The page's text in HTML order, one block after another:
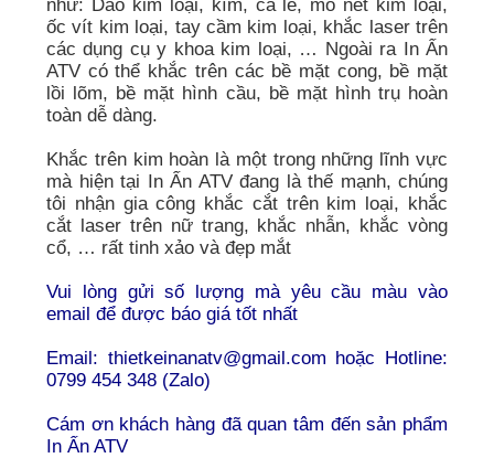
như: Dao kim loại, kìm, cà lê, mỏ nét kim loại,
ốc vít kim loại, tay cầm kim loại, khắc laser trên
các dụng cụ y khoa kim loại, … Ngoài ra In Ấn
ATV có thể khắc trên các bề mặt cong, bề mặt
lồi lõm, bề mặt hình cầu, bề mặt hình trụ hoàn
toàn dễ dàng.
Khắc trên kim hoàn là một trong những lĩnh vực
mà hiện tại In Ấn ATV đang là thế mạnh, chúng
tôi nhận gia công khắc cắt trên kim loại, khắc
cắt laser trên nữ trang, khắc nhẫn, khắc vòng
cổ, … rất tinh xảo và đẹp mắt
Vui lòng gửi số lượng mà yêu cầu màu vào
email để được báo giá tốt nhất
Email: thietkeinanatv@gmail.com hoặc Hotline:
0799 454 348 (Zalo)
Cám ơn khách hàng đã quan tâm đến sản phẩm
In Ấn ATV